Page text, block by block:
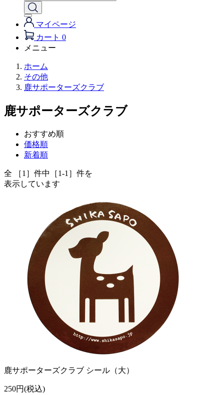
マイページ
カート 0
メニュー
ホーム
その他
鹿サポーターズクラブ
鹿サポーターズクラブ
おすすめ順
価格順
新着順
全 ［1］件中［1-1］件を
表示しています
鹿サポーターズクラブ シール（大）
250円(税込)